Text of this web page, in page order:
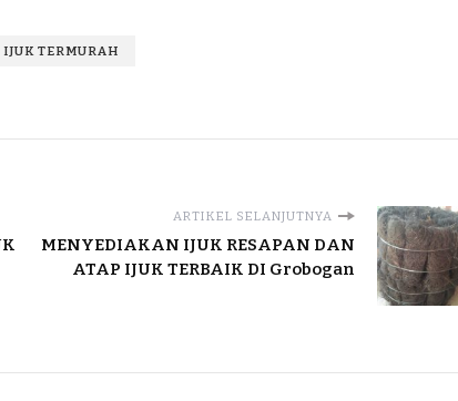
TERMURAH
ARTIKEL SELANJUTNYA
MENYEDIAKAN IJUK RESAPAN DAN
ATAP IJUK TERBAIK DI Grobogan